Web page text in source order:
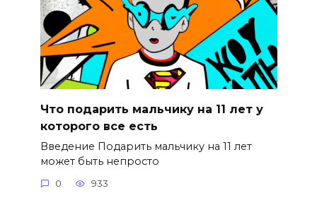
Что подарить мальчику на 11 лет у
которого все есть
Введение Подарить мальчику на 11 лет
может быть непросто
0 933